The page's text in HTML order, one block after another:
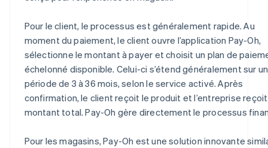
Pour le client, le processus est généralement rapide. Au
moment du paiement, le client ouvre l’application Pay-Oh,
sélectionne le montant à payer et choisit un plan de
échelonné disponible. Celui-ci s’étend généralement sur
période de 3 à 36 mois, selon le service activé. Après
confirmation, le client reçoit le produit et l’entreprise
montant total. Pay-Oh gère directement le processus
Pour les magasins, Pay-Oh est une solution innovante